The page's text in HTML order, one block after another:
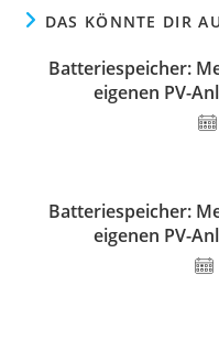
DAS KÖNNTE DIR
Batteriespeicher:
eigenen PV-
Batteriespeicher:
eigenen PV-